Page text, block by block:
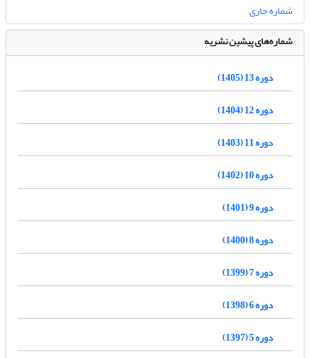
شماره جاری
شماره‌های پیشین نشریه
دوره 13 (1405)
دوره 12 (1404)
دوره 11 (1403)
دوره 10 (1402)
دوره 9 (1401)
دوره 8 (1400)
دوره 7 (1399)
دوره 6 (1398)
دوره 5 (1397)